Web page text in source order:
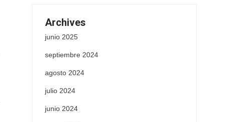
Archives
junio 2025
septiembre 2024
agosto 2024
julio 2024
junio 2024